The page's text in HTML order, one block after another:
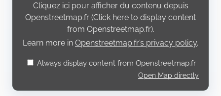
Openstreetmap.fr
Cliquez ici pour afficher du contenu depuis
Openstreetmap.fr (Click here to display content
from Openstreetmap.fr).
Learn more in Openstreetmap.fr’s privacy policy.
Always display content from Openstreetmap.fr
Open Map directly